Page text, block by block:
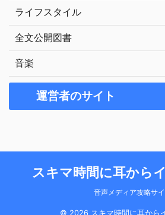
ライフスタイル
全文公開図書
音楽
運営者のサイト
スキマ時間に耳から
音声メディア攻略サイ
© 2026 スキマ時間に耳から